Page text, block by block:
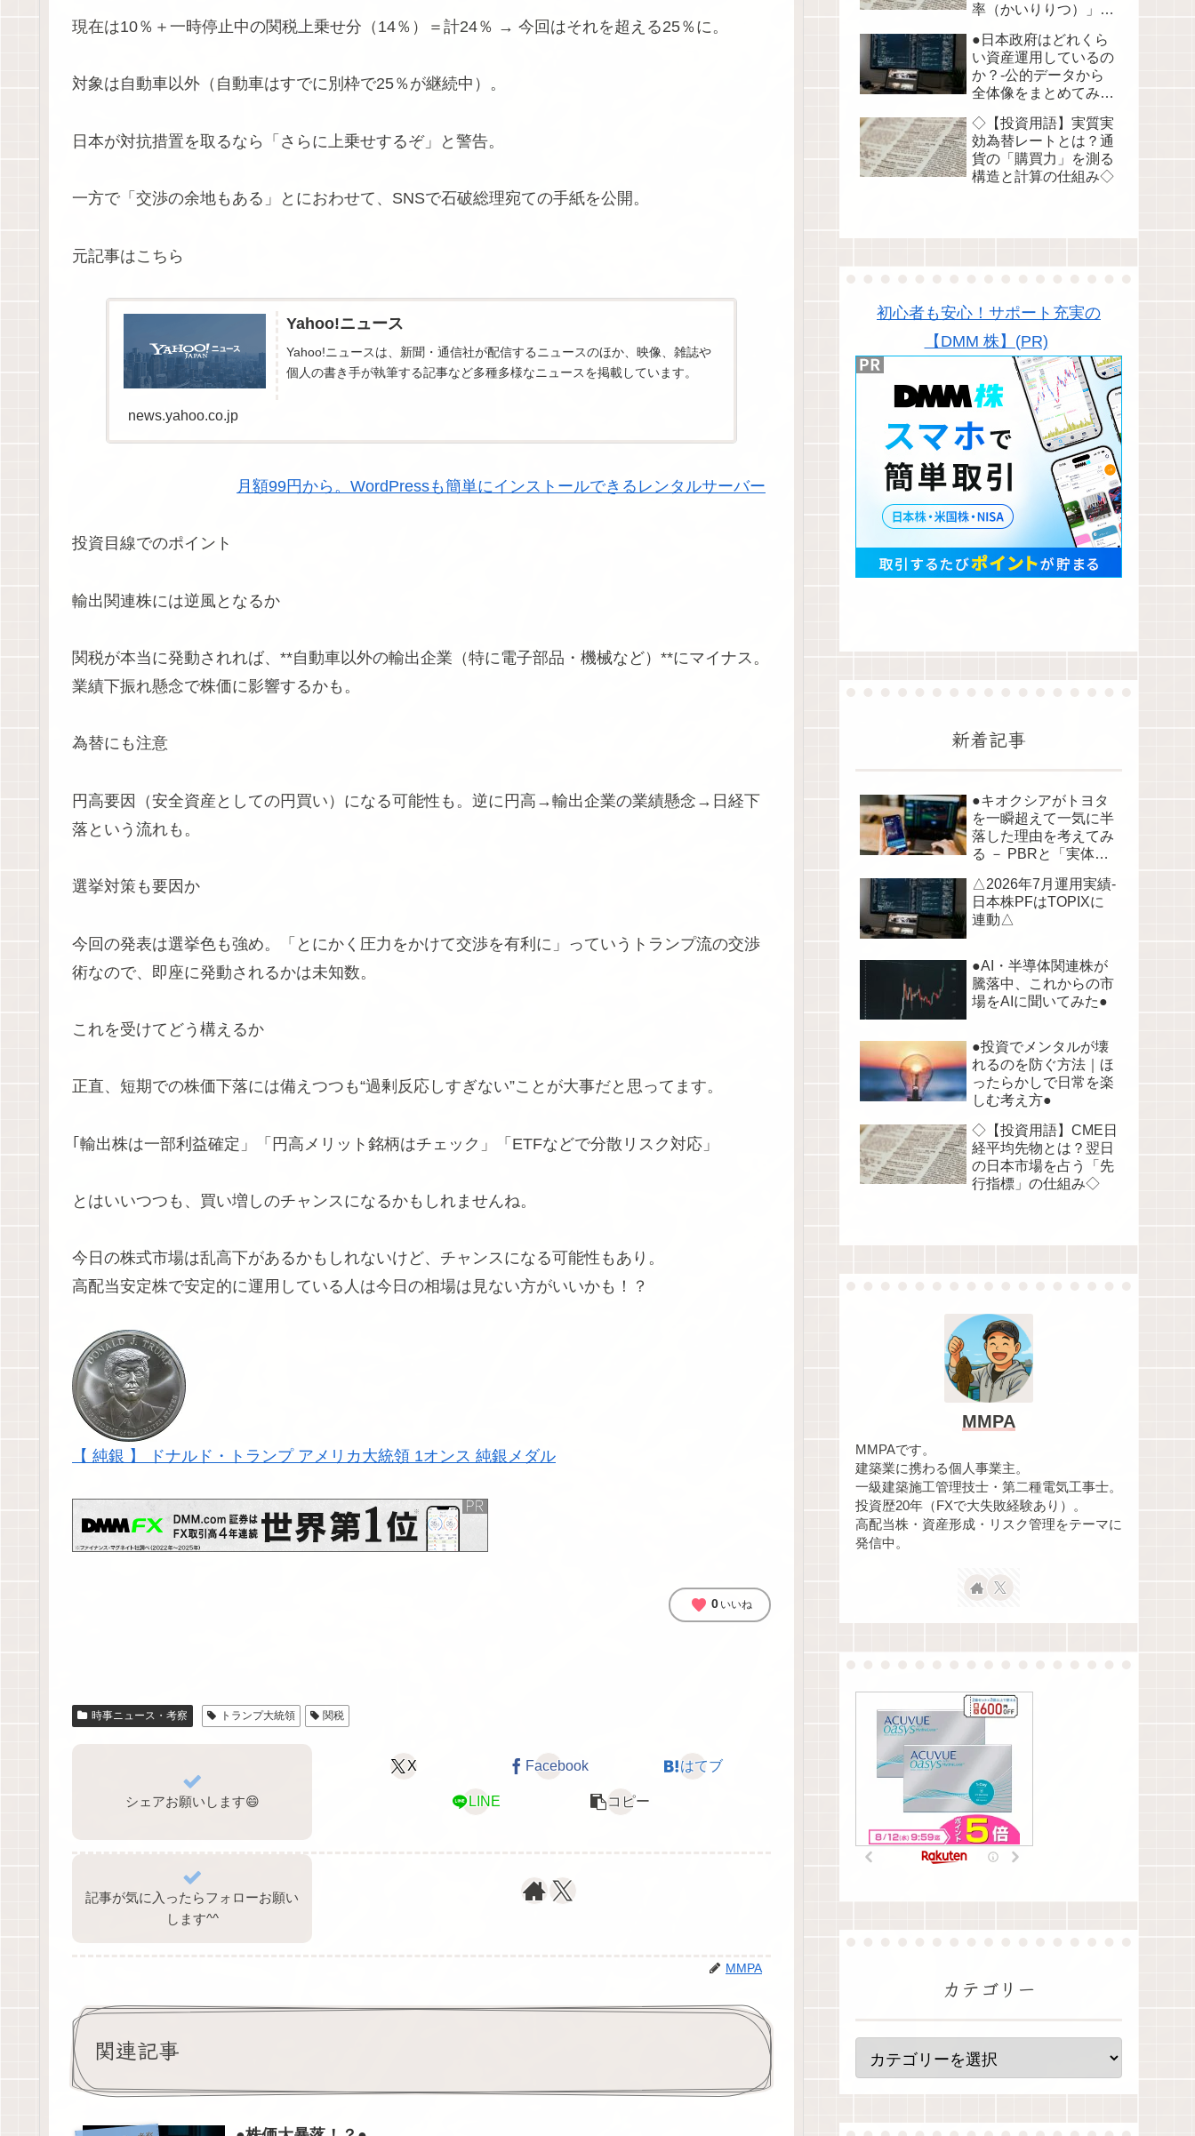
現在は10％＋一時停止中の関税上乗せ分（14％）＝計24％ → 今回はそれを超える25％に。
対象は自動車以外（自動車はすでに別枠で25％が継続中）。
日本が対抗措置を取るなら「さらに上乗せするぞ」と警告。
一方で「交渉の余地もある」とにおわせて、SNSで石破総理宛ての手紙を公開。
元記事はこちら
Yahoo!ニュース
Yahoo!ニュースは、新聞・通信社が配信するニュースのほか、映像、雑誌や
個人の書き手が執筆する記事など多種多様なニュースを掲載しています。
news.yahoo.co.jp
月額99円から。WordPressも簡単にインストールできるレンタルサーバー
投資目線でのポイント
輸出関連株には逆風となるか
関税が本当に発動されれば、**自動車以外の輸出企業（特に電子部品・機械など）**にマイナス。
業績下振れ懸念で株価に影響するかも。
為替にも注意
円高要因（安全資産としての円買い）になる可能性も。逆に円高→輸出企業の業績懸念→日経下
落という流れも。
選挙対策も要因か
今回の発表は選挙色も強め。「とにかく圧力をかけて交渉を有利に」っていうトランプ流の交渉
術なので、即座に発動されるかは未知数。
これを受けてどう構えるか
正直、短期での株価下落には備えつつも“過剰反応しすぎない”ことが大事だと思ってます。
｢輸出株は一部利益確定」「円高メリット銘柄はチェック」「ETFなどで分散リスク対応」
とはいいつつも、買い増しのチャンスになるかもしれませんね。
今日の株式市場は乱高下があるかもしれないけど、チャンスになる可能性もあり。
高配当安定株で安定的に運用している人は今日の相場は見ない方がいいかも！？
【 純銀 】 ドナルド・トランプ アメリカ大統領 1オンス 純銀メダル
favorite 0 いいね
時事ニュース・考察 トランプ大統領 関税
シェアお願いします😄
X Facebook はてブ
LINE コピー
記事が気に入ったらフォローお願い
します^⁠^⁠
MMPA
関連記事
率（かいりりつ）」を
●日本政府はどれくら
い資産運用しているの
か？-公的データから
全体像をまとめてみま
◇【投資用語】実質実
効為替レートとは？通
貨の「購買力」を測る
構造と計算の仕組み◇
初心者も安心！サポート充実の
【DMM 株】(PR)
新着記事
●キオクシアがトヨタ
を一瞬超えて一気に半
落した理由を考えてみ
る － PBRと「実体資
の構造●
△2026年7月運用実績-
日本株PFはTOPIXに
連動△
●AI・半導体関連株が
騰落中、これからの市
場をAIに聞いてみた●
●投資でメンタルが壊
れるのを防ぐ方法｜ほ
ったらかしで日常を楽
しむ考え方●
◇【投資用語】CME日
経平均先物とは？翌日
の日本市場を占う「先
行指標」の仕組み◇
MMPA
MMPAです。
建築業に携わる個人事業主。
一級建築施工管理技士・第二種電気工事士。
投資歴20年（FXで大失敗経験あり）。
高配当株・資産形成・リスク管理をテーマに
発信中。
カテゴリー